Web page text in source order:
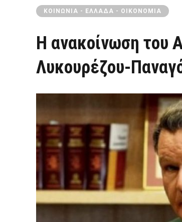
ΚΟΙΝΩΝΊΑ - ΕΛΛΆΔΑ - ΟΙΚΟΝΟΜΊΑ
Η ανακοίνωση του
Λυκουρέζου-